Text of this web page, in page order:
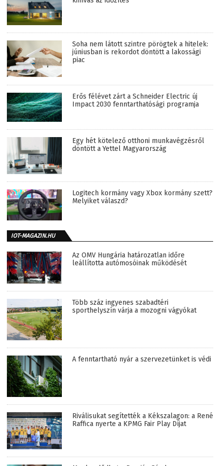
Soha nem látott szintre pörögtek a hitelek:
júniusban is rekordot döntött a lakossági
piac
Erős félévet zárt a Schneider Electric új
Impact 2030 fenntarthatósági programja
Egy hét kötelező otthoni munkavégzésről
döntött a Yettel Magyarország
Logitech kormány vagy Xbox kormány szett?
Melyiket válaszd?
IOT-MAGAZIN.HU
Az OMV Hungária határozatlan időre
leállította autómosóinak működését
Több száz ingyenes szabadtéri
sporthelyszín várja a mozogni vágyókat
A fenntartható nyár a szervezetünket is védi
Riválisukat segítették a Kékszalagon: a René
Raffica nyerte a KPMG Fair Play Díjat